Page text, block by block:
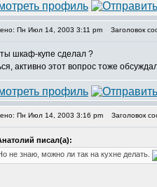
Пн Июл 14, 2003 3:11 pm Заголовок
шкаф-купе сделал ?
активно этот вопрос тоже
Пн Июл 14, 2003 3:16 pm Заголовок
писал(а):
не знаю, можно ли так на кухне делать.